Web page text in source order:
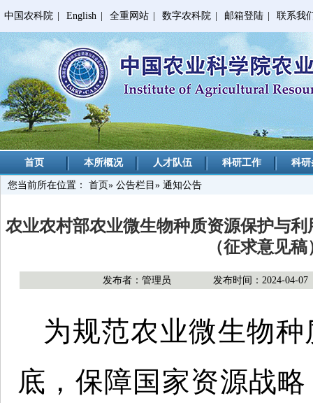
中国农科院 English 全重网站 数字农科院 邮箱登陆 联系我
首页 本所概况 人才队伍 科研工作 科
您当前所在位置： 首页» 公告栏目 » 通知公告
农业农村部农业微生物种质资源保护与
（征求意见
发布者：管理员 发布时间：2024-04-07
为规范农业微生物
底，保障国家资源战